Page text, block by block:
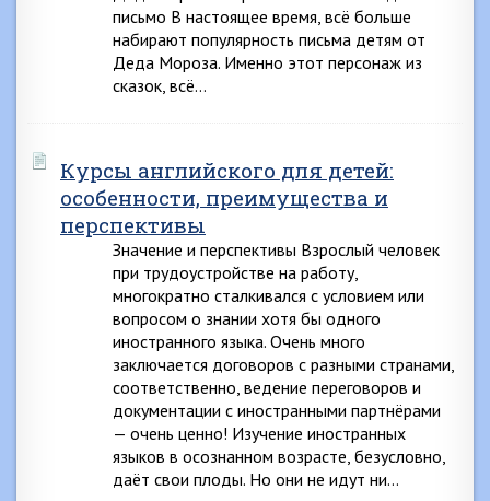
письмо В настоящее время, всё больше
набирают популярность письма детям от
Деда Мороза. Именно этот персонаж из
сказок, всё…
Курсы английского для детей:
особенности, преимущества и
перспективы
Значение и перспективы Взрослый человек
при трудоустройстве на работу,
многократно сталкивался с условием или
вопросом о знании хотя бы одного
иностранного языка. Очень много
заключается договоров с разными странами,
соответственно, ведение переговоров и
документации с иностранными партнёрами
— очень ценно! Изучение иностранных
языков в осознанном возрасте, безусловно,
даёт свои плоды. Но они не идут ни…